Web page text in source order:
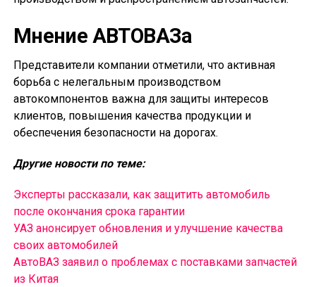
Мнение АВТОВАЗа
Представители компании отметили, что активная
борьба с нелегальным производством
автокомпонентов важна для защиты интересов
клиентов, повышения качества продукции и
обеспечения безопасности на дорогах.
Другие новости по теме:
Эксперты рассказали, как защитить автомобиль
после окончания срока гарантии
УАЗ анонсирует обновления и улучшение качества
своих автомобилей
АвтоВАЗ заявил о проблемах с поставками запчастей
из Китая